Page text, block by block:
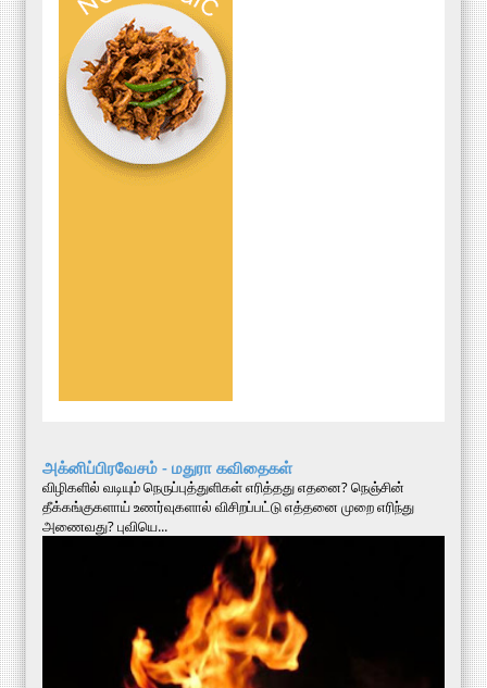
அக்னிப்பிரவேசம் - மதுரா கவிதைகள்
விழிகளில் வடியும் நெருப்புத்துளிகள் எரித்தது எதனை? நெஞ்சின்
தீக்கங்குகளாய் உணர்வுகளால் விசிறப்பட்டு எத்தனை முறை எரிந்து
அணைவது? புவியெ...